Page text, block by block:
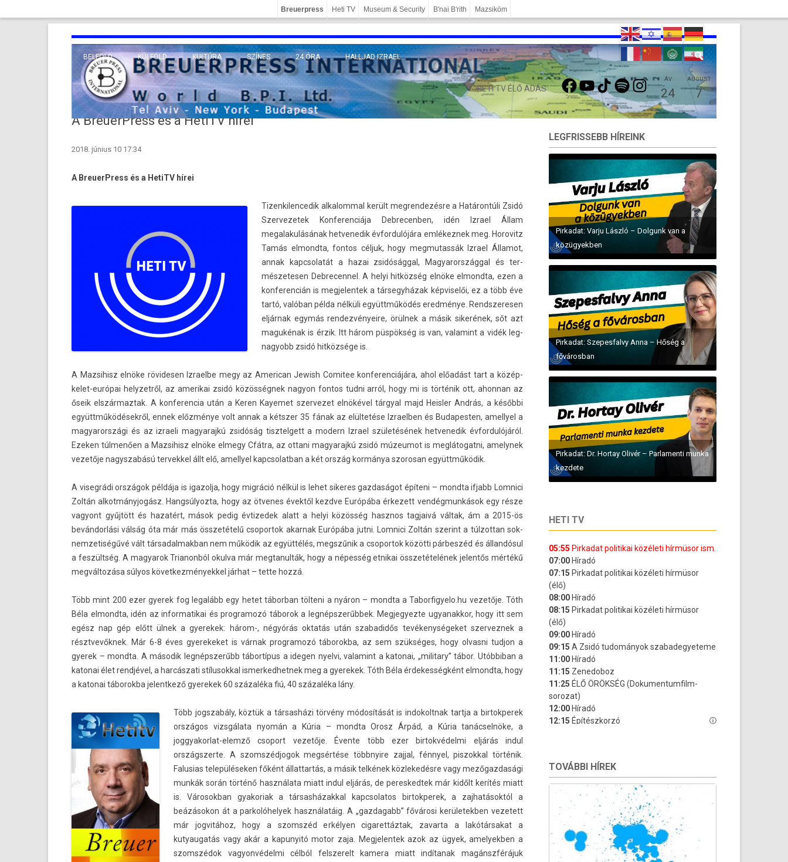
Breuerpress Heti TV Museum & Security B'nai B'rith Mazsiköm
BELFÖLD KÜLFÖLD
EURÓPA
KÖZEL-KELET
TENGERENTÚL
KULTÚRA
TUDOMÁNY
VALLÁS
SZÍNES 24 ÓRA HALLJAD IZRAEL
HETI TV ÉLŐ ADÁS
FACEBOOKYOUTUBETIKTOKSPOTIFYINSTAGRAMÁV
24
AUGUST
7
A BreuerPress és a HetiTV hírei
2018. június 10 17:34
A BreuerPress és a HetiTV hírei
Tizen­kilen­cedik al­kalomm­al került meg­rendezés­re a Határontúli Zsidó
Szer­vezetek Kon­feren­ciája De­brecenb­en, idén Iz­rael Állam
megalakulásának het­venedik évfor­dulójára em­lékez­nek meg. Horovitz
Tamás el­mondta, fon­tos céljuk, hogy meg­mutas­sák Iz­rael Államot,
annak kapcsolatát a hazai zsidósággal, Magyarországg­al és ter­
mészetes­en De­brecen­nel. A helyi hitközség elnöke el­mondta, ezen a
kon­feren­cián is meg­jelen­tek a tár­segyházak kép­viselői, ez a több éve
tartó, valóban példa nélküli együttműködés eredménye. Re­ndszeres­en
eljárnak egymás re­ndez­vényeire, örülnek a másik sikerének, sőt azt
magukénak is érzik. Itt három püspökség is van, valamint a vidék leg­
nagyobb zsidó hitközsége is.
A Maz­sihisz elnöke rövides­en Iz­rael­be megy az American Jewish Com­itee kon­feren­ciájára, ahol előadást tart a közép-
kelet-európai helyzet­ről, az amerikai zsidó közösségnek nagyon fon­tos tudni arról, hogy mi is történik ott, ahon­nan az
őseik elszár­maztak. A kon­feren­cia után a Keren Kayemet szer­vezet elnökével tárgyal majd Heisl­er András, a későbbi
együttműködésekről, ennek előzménye volt annak a kétszer 35 fának az elültetése Iz­raelb­en és Budapest­en, amel­lyel a
magyarországi és az iz­raeli magyarajkú zsidóság tisztel­gett a modern Iz­rael születésének het­venedik évfor­dulójáról.
Ezek­en túlmenően a Maz­sihisz elnöke el­megy Cfátra, az ot­tani magyarajkú zsidó múzeumot is meg­látogat­ni, amelynek
vezetője nagys­zabású ter­vekkel állt elő, amel­lyel kapcsolat­ban a két ország kormánya szorosan együttműködik.
A viseg­rádi országok példája is igazol­ja, hogy migráció nélkül is lehet sikeres gaz­daságot építeni – mondta if­jabb Lom­nici
Zoltán al­kot­mányjogász. Han­gsúlyoz­ta, hogy az ötvenes évektől kezdve Európába érkezett vendégmunkások egy része
vagyont gyűjtött és hazatért, mások pedig évtizedek alatt a helyi közösség hasznos tag­jaivá váltak, ám a 2015-ös
bevándorlási válság óta már más összetételű csopor­tok akar­nak Európába jutni. Lom­nici Zoltán szerint a túl­zottan sok­
nemzetiségűvé vált tár­sadal­makban nem működik az együttélés, megszűnik a csopor­tok közötti párbeszéd és állandósul
a feszültség. A magyarok Tri­anon­ból okul­va már meg­tanul­ták, hogy a népesség et­nikai összetételének jelen­tős mértékű
megváltozása súlyos követ­kezmények­kel járhat – tette hozzá.
Több mint 200 ezer gyerek fog legalább egy hetet tábor­ban tölteni a nyáron – mondta a Tabor­figyelo.­hu vezetője. Tóth
Béla el­mondta, idén az in­for­matikai és pro­gramozó táborok a legnépszerűbbek. Meg­jegyez­te ugyanak­kor, hogy itt sem
egész nap gép előtt ülnek a gyerekek: három-, négyórás oktatás után szabadidős tevékenységeket szer­veznek a
résztvevők­nek. Már 6-8 éves gyerekeket is várnak pro­gramozó táborok­ba, az sem szükséges, hogy ol­vasni tud­jon a
gyerek – mondta. A második legnépszerűbb tábortípus a ideg­en nyel­vi, valamint a katonai, „milita­ry” tábor. Utób­biban a
katonai élet rendjével, a harcászati stílusokk­al is­merked­hetnek meg a gyerekek. Tóth Béla érdekes­ségként el­mondta, hogy
a katonai táborok­ba jelentkező gyerekek 60 százaléka fiú, 40 százaléka lány.
Több jogszabá­ly, köztük a társasházi törvény módosítását is in­dokoltnak tartja a bi­rtok­perek
országos vizsgálata nyomán a Kúria – mondta Orosz Árpád, a Kúria tanácselnöke, a
joggyakorlat-elemző csoport vezetője. Évente több ezer bi­rtok­védel­mi eljárás indul
országszer­te. A szomszéd­jogok megsértése többnyire zajj­al, fénnyel, pis­zokk­al történik.
Falusias településeken főként állat­tartás, a másik telkének köz­lekedés­re vagy mezőgaz­dasági
munkák során történő használata miatt indul eljárás, de per­es­kedtek már kidőlt kerítés miatt
is. Városok­ban gyakoriak a tár­sasházakk­al kapcsolatos bi­rtok­perek, a zaj­hatások­tól a
beázásokon át a par­kolóhelyek használatáig. A „gaz­dagabb” fővárosi kerületekb­en vezetett
már jog­vitához, hogy a szomszéd erkélyen cigaret­táztak, zavar­ta a lakótár­sakat a
kutyaugatás vagy akár a kapunyitó motor zaja. Meg­jelen­tek azok az ügyek, amelyekb­en a
szomszédok vagyon­védel­mi célból felszerelt kamera miatt indítanak magánszférájuk
LEGFRISSEBB HÍREINK
Pirkadat: Varju László – Dolgunk van a
közügyekben
Pirkadat: Szepesfalvy Anna – Hőség a
fővárosban
Pirkadat: Dr. Hortay Olivér – Parlamenti munka
kezdete
HETI TV
TOVÁBBI HÍREK